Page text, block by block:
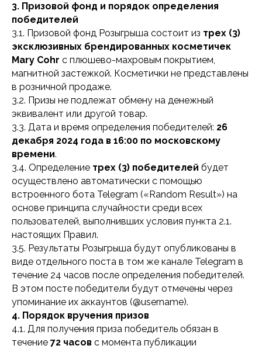
3. Призовой фонд и порядок определения
победителей
3.1. Призовой фонд Розыгрыша состоит из трех (3)
эксклюзивных брендированных косметичек
Mary Cohr с плюшево-махровым покрытием,
магнитной застежкой. Косметички не представлены
в розничной продаже.
3.2. Призы не подлежат обмену на денежный
эквивалент или другой товар.
3.3. Дата и время определения победителей: 26
декабря 2024 года в 16:00 по московскому
времени.
3.4. Определение трех (3) победителей будет
осуществлено автоматически с помощью
встроенного бота Telegram («Random Result») на
основе принципа случайности среди всех
пользователей, выполнивших условия пункта 2.1.
настоящих Правил.
3.5. Результаты Розыгрыша будут опубликованы в
виде отдельного поста в том же канале Telegram в
течение 24 часов после определения победителей.
В этом посте победители будут отмечены через
упоминание их аккаунтов (@username).
4. Порядок вручения призов
4.1. Для получения приза победитель обязан в
течение 72 часов с момента публикации